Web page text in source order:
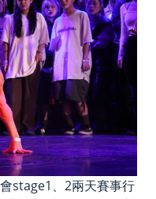
stage1、2兩天賽事行